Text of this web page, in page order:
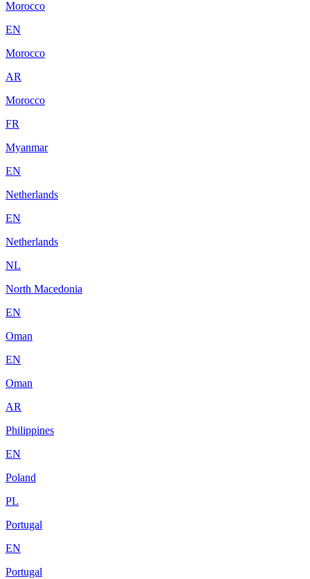
Morocco
EN
Morocco
AR
Morocco
FR
Myanmar
EN
Netherlands
EN
Netherlands
NL
North Macedonia
EN
Oman
EN
Oman
AR
Philippines
EN
Poland
PL
Portugal
EN
Portugal